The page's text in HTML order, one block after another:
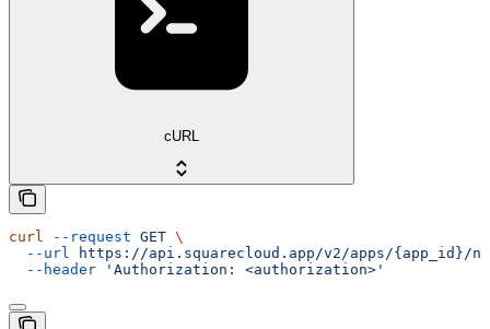
cURL
curl --request GET \
  --url
https://api.squarecloud.app/v2/apps/{app_id}/
  --header
'Authorization: <authorization>'